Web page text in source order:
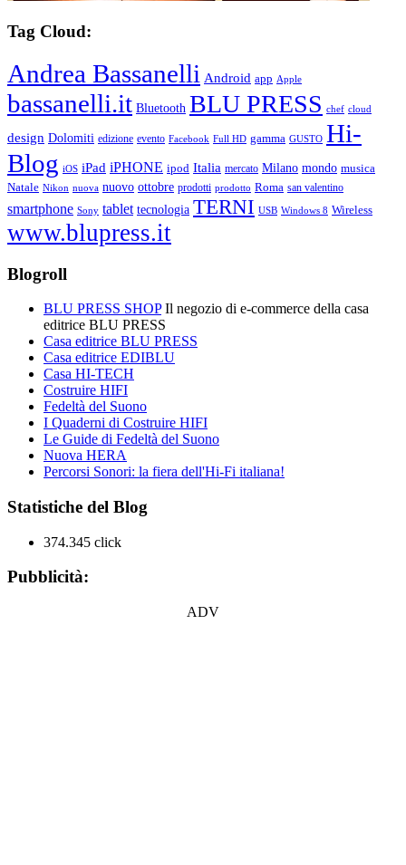
Tag Cloud:
Andrea Bassanelli Android app Apple
bassanelli.it Bluetooth BLU PRESS chef cloud
design Dolomiti edizione evento Facebook Full HD gamma GUSTO Hi-
Blog iOS iPad iPHONE ipod Italia mercato Milano mondo musica
Natale Nikon nuova nuovo ottobre prodotti prodotto Roma san valentino
smartphone Sony tablet tecnologia TERNI USB Windows 8 Wireless
www.blupress.it
Blogroll
BLU PRESS SHOPIl negozio di e-commerce della casa
editrice BLU PRESS
Casa editrice BLU PRESS
Casa editrice EDIBLU
Casa HI-TECH
Costruire HIFI
Fedeltà del Suono
I Quaderni di Costruire HIFI
Le Guide di Fedeltà del Suono
Nuova HERA
Percorsi Sonori: la fiera dell'Hi-Fi italiana!
Statistiche del Blog
374.345 click
Pubblicità:
ADV